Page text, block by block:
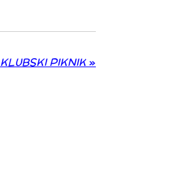
KLUBSKI PIKNIK»